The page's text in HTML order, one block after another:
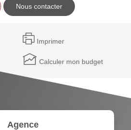
Nous contacter
Imprimer
Calculer mon budget
Agence